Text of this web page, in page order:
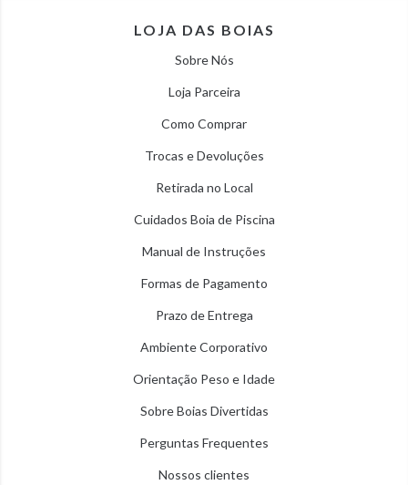
LOJA DAS BOIAS
Sobre Nós
Loja Parceira
Como Comprar
Trocas e Devoluções
Retirada no Local
Cuidados Boia de Piscina
Manual de Instruções
Formas de Pagamento
Prazo de Entrega
Ambiente Corporativo
Orientação Peso e Idade
Sobre Boias Divertidas
Perguntas Frequentes
Nossos clientes